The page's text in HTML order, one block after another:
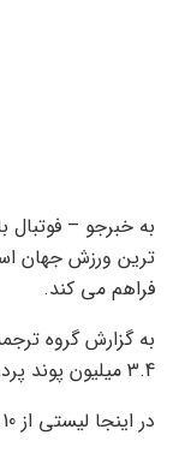
ترین ورزش جهان
فراهم می کند.
به گزارش گروه
3.4 میلیون پوند پردرآمدترین فوتبالیست جهان در النصر است.
در اینجا لیستی از 10 زوج ثروتمند فوتبال آورده شده است: